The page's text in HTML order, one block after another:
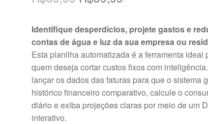
original
era:
R$69,99.
atual
é:
R$39,99.
Identifique desperdícios, projete gastos e
contas de água e luz da sua empresa ou
Esta planilha automatizada é a ferramenta ideal
quem deseja cortar custos fixos com
lançar os dados das faturas para que o sistema
histórico financeiro comparativo, calcule o
diário e exiba projeções claras por meio de um
interativo.